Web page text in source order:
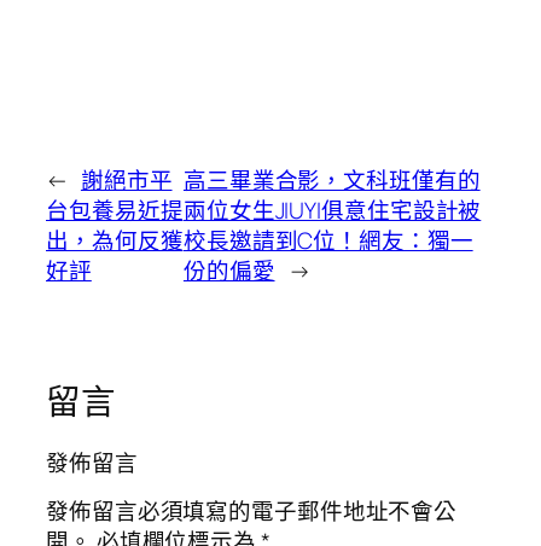
← 謝絕市平
台包養易近提
出，為何反獲
好評
高三畢業合影，文科班僅有的
兩位女生JIUYI俱意住宅設計被
校長邀請到C位！網友：獨一
份的偏愛 →
留言
發佈留言
發佈留言必須填寫的電子郵件地址不會公